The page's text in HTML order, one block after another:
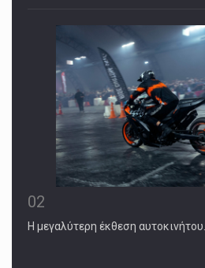
02
Η μεγαλύτερη έκθεση αυτοκινήτου…